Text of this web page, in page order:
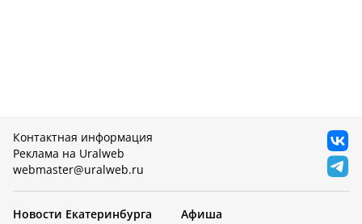
Контактная информация
Реклама на Uralweb
webmaster@uralweb.ru
Новости Екатеринбурга
Афиша